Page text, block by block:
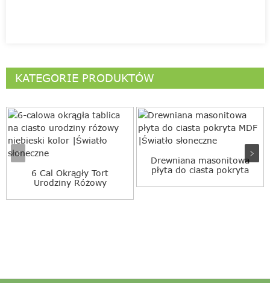
KATEGORIE PRODUKTÓW
6 Cal Okrągły Tort
Urodziny Różowy
Drewniana masonitowa
płyta do ciasta pokryta